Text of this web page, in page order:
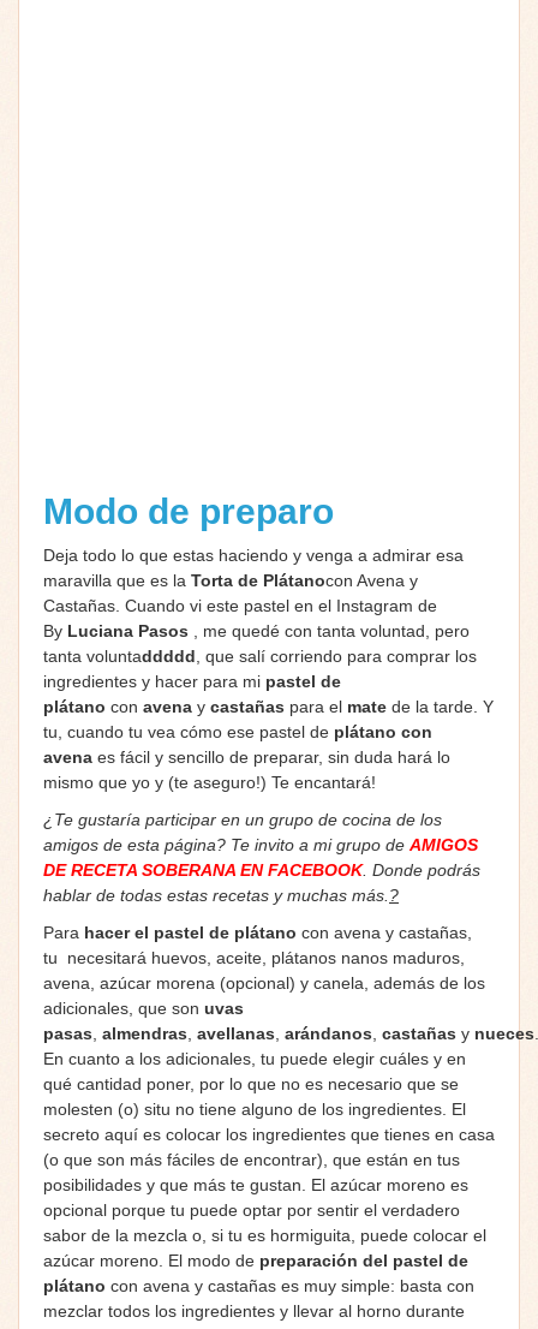
Modo de preparo
Deja todo lo que estas haciendo y venga a admirar esa
maravilla que es la Torta de Plátanocon Avena y
Castañas. Cuando vi este pastel en el Instagram de
By Luciana Pasos , me quedé con tanta voluntad, pero
tanta voluntaddddd , que salí corriendo para comprar los
ingredientes y hacer para mi pastel de
plátano con avena y castañas para el mate de la tarde. Y
tu, cuando tu vea cómo ese pastel de plátano con
avena es fácil y sencillo de preparar, sin duda hará lo
mismo que yo y (te aseguro!) Te encantará!
¿Te gustaría participar en un grupo de cocina de los
amigos de esta página? Te invito a mi grupo de AMIGOS
DE RECETA SOBERANA EN FACEBOOK. Donde podrás
hablar de todas estas recetas y muchas más. ?
Para hacer el pastel de plátano con avena y castañas,
tu necesitará huevos, aceite, plátanos nanos maduros,
avena, azúcar morena (opcional) y canela, además de los
adicionales, que son uvas
pasas almendras avellanas arándanos castañas y nueces
En cuanto a los adicionales, tu puede elegir cuáles y en
qué cantidad poner, por lo que no es necesario que se
molesten (o) situ no tiene alguno de los ingredientes. El
secreto aquí es colocar los ingredientes que tienes en casa
(o que son más fáciles de encontrar), que están en tus
posibilidades y que más te gustan. El azúcar moreno es
opcional porque tu puede optar por sentir el verdadero
sabor de la mezcla o, si tu es hormiguita, puede colocar el
azúcar moreno. El modo de preparación del pastel de
plátano con avena y castañas es muy simple: basta con
mezclar todos los ingredientes y llevar al horno durante